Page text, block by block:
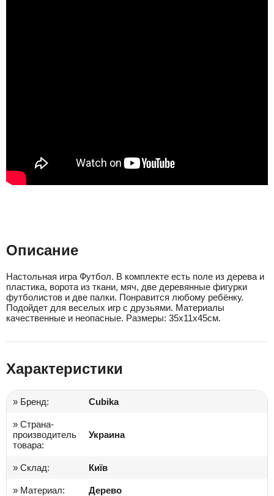
Описание
Настольная игра Футбол. В комплекте есть поле из дерева и
пластика, ворота из ткани, мяч, две деревянные фигурки
футболистов и две палки. Понравится любому ребёнку.
Подойдет для веселых игр с друзьями. Материалы
качественные и неопасные. Размеры: 35х11х45см.
Характеристики
» Бренд: Cubika
» Страна-
производитель
товара:
Украина
» Склад: Київ
» Материал: Дерево